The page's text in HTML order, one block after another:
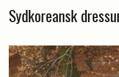
Sydkoreansk